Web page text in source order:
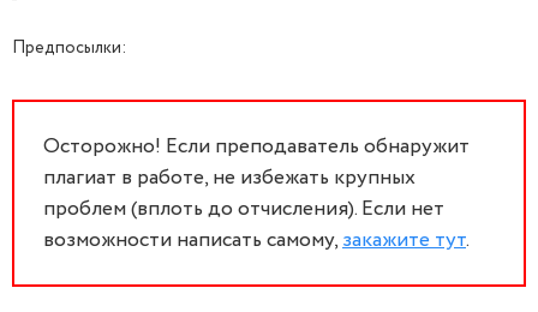
Предпосылки:
Осторожно! Если преподаватель обнаружит
плагиат в работе, не избежать крупных
проблем (вплоть до отчисления). Если нет
возможности написать самому,закажите тут.